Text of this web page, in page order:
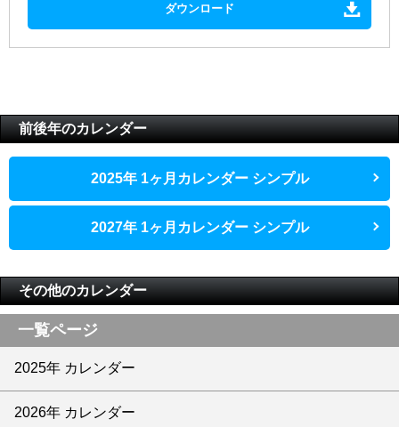
ダウンロード
前後年のカレンダー
2025年 1ヶ月カレンダー シンプル
2027年 1ヶ月カレンダー シンプル
その他のカレンダー
一覧ページ
2025年 カレンダー
2026年 カレンダー